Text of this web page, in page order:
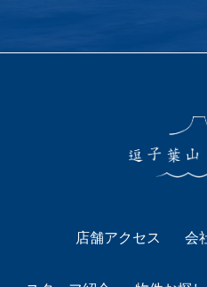
店舗アクセス 会